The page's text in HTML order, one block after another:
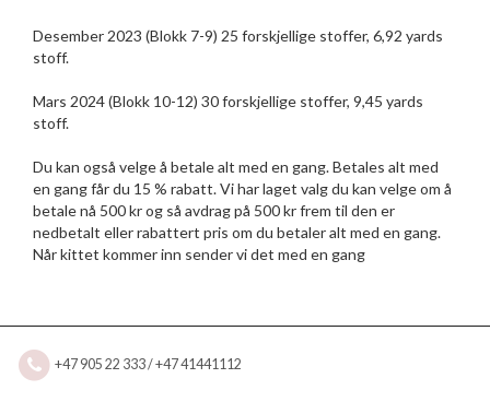
Desember 2023 (Blokk 7-9) 25 forskjellige stoffer, 6,92 yards
stoff.
Mars 2024 (Blokk 10-12) 30 forskjellige stoffer, 9,45 yards
stoff.
Du kan også velge å betale alt med en gang. Betales alt med
en gang får du 15 % rabatt. Vi har laget valg du kan velge om å
betale nå 500 kr og så avdrag på 500 kr frem til den er
nedbetalt eller rabattert pris om du betaler alt med en gang.
Når kittet kommer inn sender vi det med en gang
+47 905 22 333 / +47 41441112